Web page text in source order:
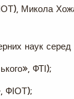
Микола
наук серед
ФТІ);
ФІОТ);